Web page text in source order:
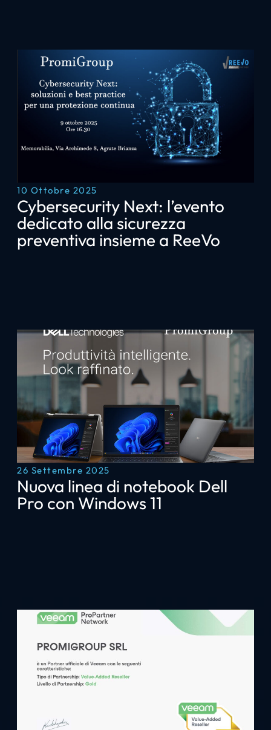
10 Ottobre 2025
Cybersecurity Next: l’evento
dedicato alla sicurezza
preventiva insieme a ReeVo
26 Settembre 2025
Nuova linea di notebook Dell
Pro con Windows 11